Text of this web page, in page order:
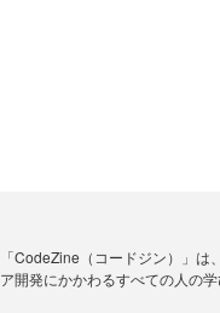
「CodeZine（コードジン）」
ア開発にかかわるすべての人の